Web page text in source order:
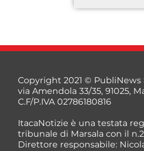
Copyright 2021 © PubliNews
via Amendola 33/35, 91025,
C.F/P.IVA 02786180816
ItacaNotizie è una testata
tribunale di Marsala con il
Direttore responsabile: